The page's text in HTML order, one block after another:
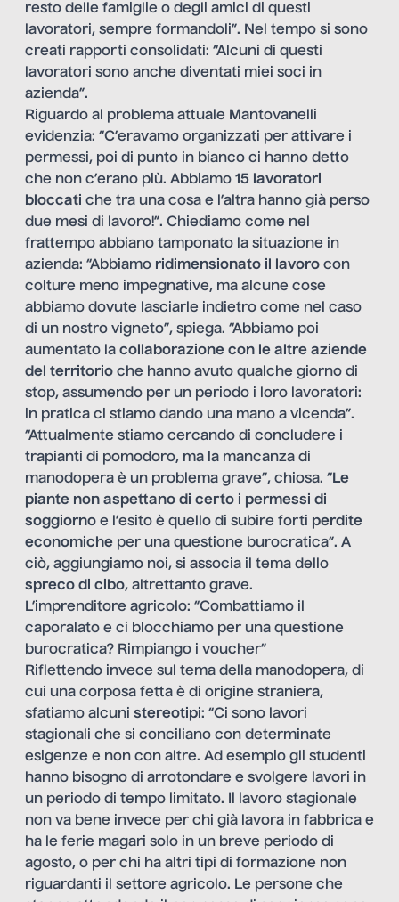
resto delle famiglie o degli amici di questi
lavoratori, sempre formandoli”. Nel tempo si sono
creati rapporti consolidati: “Alcuni di questi
lavoratori sono anche diventati miei soci in
azienda”.
Riguardo al problema attuale Mantovanelli
evidenzia: “C’eravamo organizzati per attivare i
permessi, poi di punto in bianco ci hanno detto
che non c’erano più. Abbiamo 15 lavoratori
bloccati che tra una cosa e l’altra hanno già perso
due mesi di lavoro!”. Chiediamo come nel
frattempo abbiano tamponato la situazione in
azienda: “Abbiamo ridimensionato il lavoro con
colture meno impegnative, ma alcune cose
abbiamo dovute lasciarle indietro come nel caso
di un nostro vigneto”, spiega. “Abbiamo poi
aumentato la collaborazione con le altre aziende
del territorio che hanno avuto qualche giorno di
stop, assumendo per un periodo i loro lavoratori:
in pratica ci stiamo dando una mano a vicenda”.
“Attualmente stiamo cercando di concludere i
trapianti di pomodoro, ma la mancanza di
manodopera è un problema grave”, chiosa. “Le
piante non aspettano di certo i permessi di
soggiorno e l’esito è quello di subire forti perdite
economiche per una questione burocratica”. A
ciò, aggiungiamo noi, si associa il tema dello
spreco di cibo, altrettanto grave.
L’imprenditore agricolo: “Combattiamo il
caporalato e ci blocchiamo per una questione
burocratica? Rimpiango i voucher”
Riflettendo invece sul tema della manodopera, di
cui una corposa fetta è di origine straniera,
sfatiamo alcuni stereotipi: “Ci sono lavori
stagionali che si conciliano con determinate
esigenze e non con altre. Ad esempio gli studenti
hanno bisogno di arrotondare e svolgere lavori in
un periodo di tempo limitato. Il lavoro stagionale
non va bene invece per chi già lavora in fabbrica e
ha le ferie magari solo in un breve periodo di
agosto, o per chi ha altri tipi di formazione non
riguardanti il settore agricolo. Le persone che